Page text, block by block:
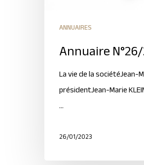
ANNUAIRES
Annuaire
La vie de la sociétéJean-
présidentJean-Marie
…
26/01/2023